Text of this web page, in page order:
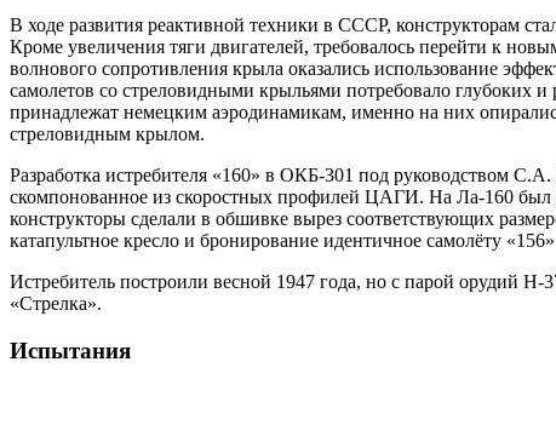
В ходе развития реактивной техники в СССР, конструкторам
Кроме увеличения тяги двигателей, требовалось перейти к
волнового сопротивления крыла оказались использование
самолетов со стреловидными крыльями потребовало глубоких
принадлежат немецким аэродинамикам, именно на них
стреловидным крылом.
Разработка истребителя «160» в ОКБ-301 под руководством
скомпонованное из скоростных профилей ЦАГИ. На Ла-160
конструкторы сделали в обшивке вырез соответствующих
катапультное кресло и бронирование идентичное самолёту
Истребитель построили весной 1947 года, но с парой орудий
«Стрелка».
Испытания